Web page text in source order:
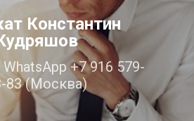
контенту
Константин
+7 916 579-
83 (Москва)